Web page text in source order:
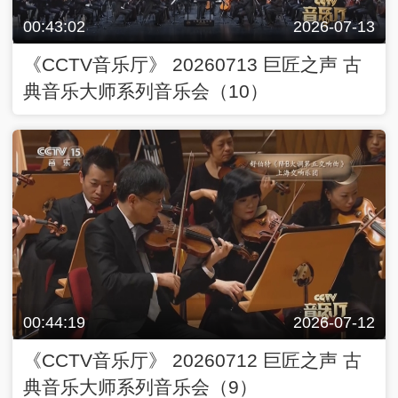
00:43:02 2026-07-13
《CCTV音乐厅》 20260713 巨匠之声 古
典音乐大师系列音乐会（10）
00:44:19 2026-07-12
《CCTV音乐厅》 20260712 巨匠之声 古
典音乐大师系列音乐会（9）